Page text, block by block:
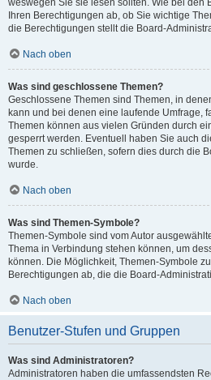
weswegen Sie sie lesen sollten. Wie bei den
Ihren Berechtigungen ab, ob Sie wichtige
die Berechtigungen stellt die Board-
Nach oben
Was sind geschlossene Themen?
Geschlossene Themen sind Themen, in
kann und bei denen eine laufende Umfrage,
Themen können aus vielen Gründen durch
gesperrt werden. Eventuell haben Sie auch
Themen zu schließen, sofern dies durch die
wurde.
Nach oben
Was sind Themen-Symbole?
Themen-Symbole sind vom Autor
Thema in Verbindung stehen können, um
können. Die Möglichkeit, Themen-Symbole
Berechtigungen ab, die die Board-
Nach oben
Benutzer-Stufen und Gruppen
Was sind Administratoren?
Administratoren haben die umfassendsten